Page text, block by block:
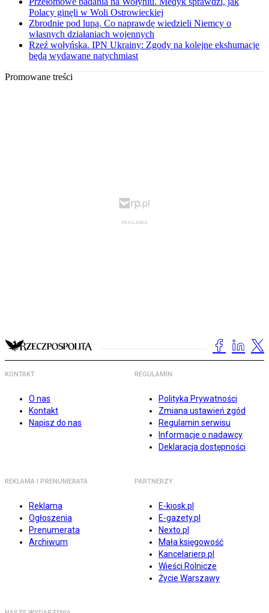
Polacy ginęli w Woli Ostrowieckiej
Zbrodnie pod lupą. Co naprawdę wiedzieli Niemcy o
własnych działaniach wojennych
Rzeź wołyńska. IPN Ukrainy: Zgody na kolejne ekshumacje
będą wydawane natychmiast
Promowane treści
KONTAKT
O nas
Kontakt
Napisz do nas
REGULAMIN
Polityka Prywatności
Zmiana ustawień zgód
Regulamin serwisu
Informacje o nadawcy
Deklaracja dostępności
REKLAMA I PRENUMERATA
Reklama
Ogłoszenia
Prenumerata
Archiwum
PARTNERZY
E-kiosk.pl
E-gazety.pl
Nexto.pl
Mała księgowość
Kancelarierp.pl
Wieści Rolnicze
Życie Warszawy